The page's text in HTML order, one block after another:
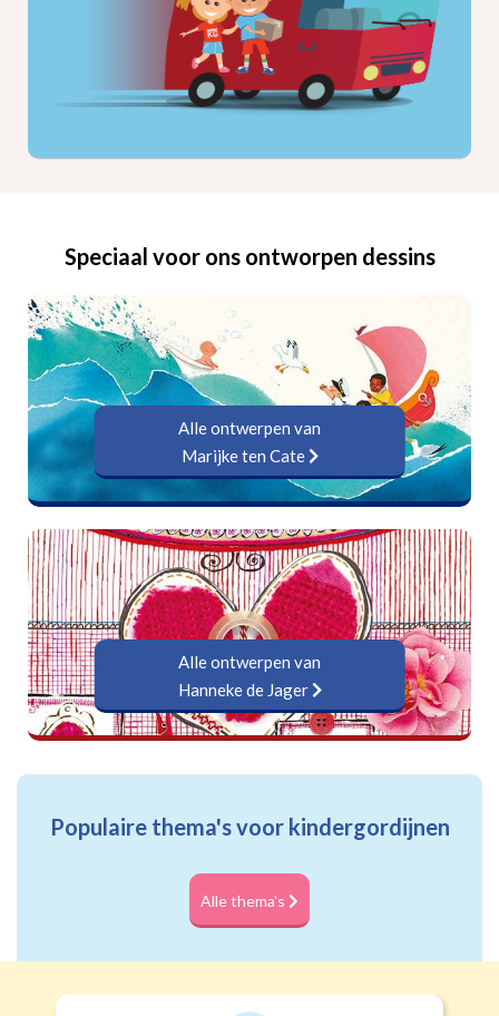
Speciaal voor ons ontworpen dessins
Alle ontwerpen van
Marijke ten Cate
Alle ontwerpen van
Hanneke de Jager
Populaire thema's voor kindergordijnen
Alle thema's